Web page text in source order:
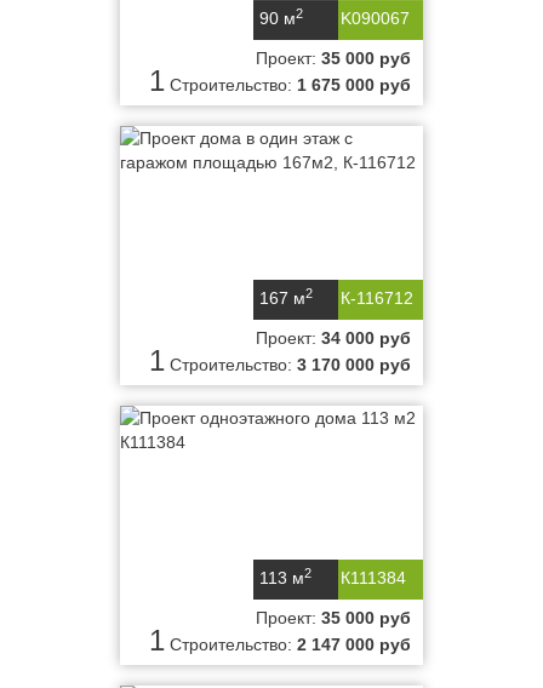
K090067
90 м2
1
Проект: 35 000 руб
Строительство: 1 675 000 руб
К-116712
167 м2
1
Проект: 34 000 руб
Строительство: 3 170 000 руб
К111384
113 м2
1
Проект: 35 000 руб
Строительство: 2 147 000 руб